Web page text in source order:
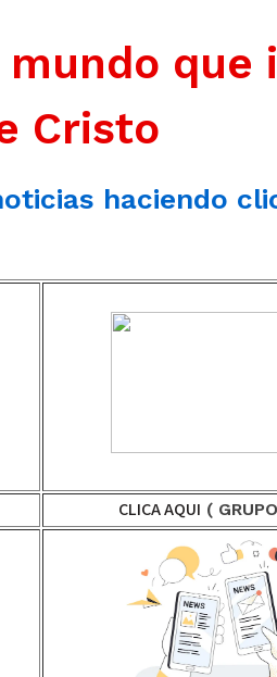
mundo que
Cristo
haciendo
CLICA AQUI (